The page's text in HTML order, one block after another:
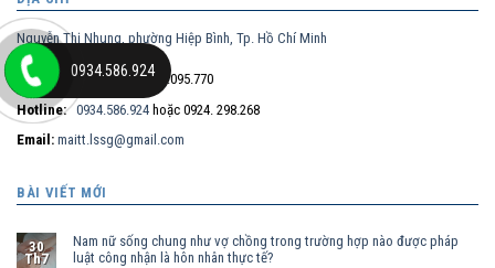
Nguyễn Thị Nhung, phường Hiệp Bình, Tp. Hồ Chí Minh
Điện thoại trực tiếp:0932.095.770
Hotline: 0934.586.924 hoặc 0924. 298.268
Email: maitt.lssg@gmail.com
BÀI VIẾT MỚI
30
Th7
Nam nữ sống chung như vợ chồng trong trường hợp nào được pháp
luật công nhận là hôn nhân thực tế?
0934.586.924